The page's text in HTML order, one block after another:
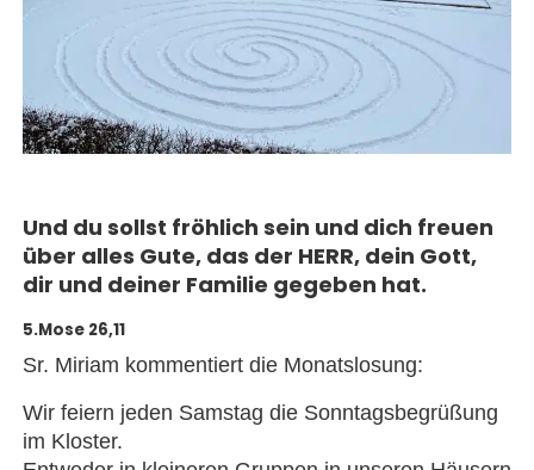
IMPULSE
PREDIGTEN
Und du sollst fröhlich sein und dich freuen
über alles Gute, das der HERR, dein Gott,
dir und deiner Familie gegeben hat.
5.Mose 26,11
Sr. Miriam kommentiert die Monatslosung:
Wir feiern jeden Samstag die Sonntagsbegrüßung
im Kloster.